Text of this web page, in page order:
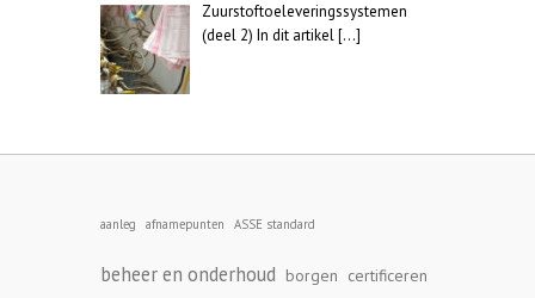
Zuurstoftoeleveringssystemen
(deel 2) In dit artikel[…]
aanleg afnamepunten ASSE standard
beheer en onderhoud borgen certificeren